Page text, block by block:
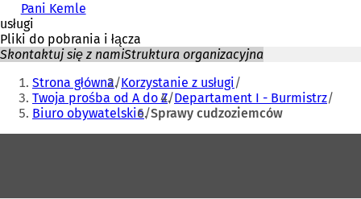
Pani Kemle
usługi
Pliki do pobrania i łącza
Skontaktuj się z namiStruktura organizacyjna
Jesteś
tutaj:
Strona główna Korzystanie z usługi
Twoja prośba od A do Z Departament I - Burmistrz
Biuro obywatelskie Sprawy cudzoziemców